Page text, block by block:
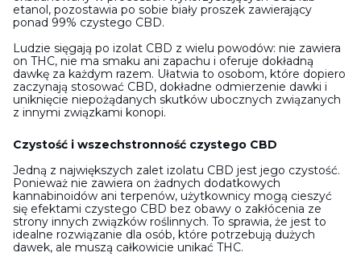
etanol, pozostawia po sobie biały proszek zawierający
ponad 99% czystego CBD.
Ludzie sięgają po izolat CBD z wielu powodów: nie zawiera
on THC, nie ma smaku ani zapachu i oferuje dokładną
dawkę za każdym razem. Ułatwia to osobom, które dopiero
zaczynają stosować CBD, dokładne odmierzenie dawki i
uniknięcie niepożądanych skutków ubocznych związanych
z innymi związkami konopi.
Czystość i wszechstronność czystego CBD
Jedną z największych zalet izolatu CBD jest jego czystość.
Ponieważ nie zawiera on żadnych dodatkowych
kannabinoidów ani terpenów, użytkownicy mogą cieszyć
się efektami czystego CBD bez obawy o zakłócenia ze
strony innych związków roślinnych. To sprawia, że jest to
idealne rozwiązanie dla osób, które potrzebują dużych
dawek, ale muszą całkowicie unikać THC.